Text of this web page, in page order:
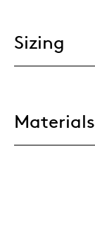
Sizing
Materials